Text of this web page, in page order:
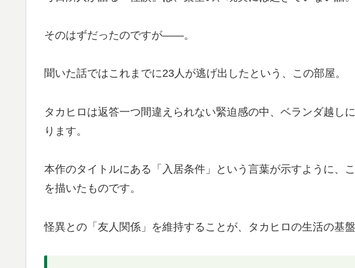
そのはずだったのですが――。
聞いた話ではこれまでに23人が逃げ出したという、この部屋。
タカヒロは返答一つ間違えられない緊迫感の中、ベランダ越し
ります。
本作のタイトルにある「入居条件」という言葉が示すように、
を描いたものです。
怪異との「友人関係」を維持することが、タカヒロの生活の基